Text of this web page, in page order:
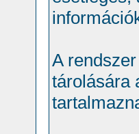
A
tárolására